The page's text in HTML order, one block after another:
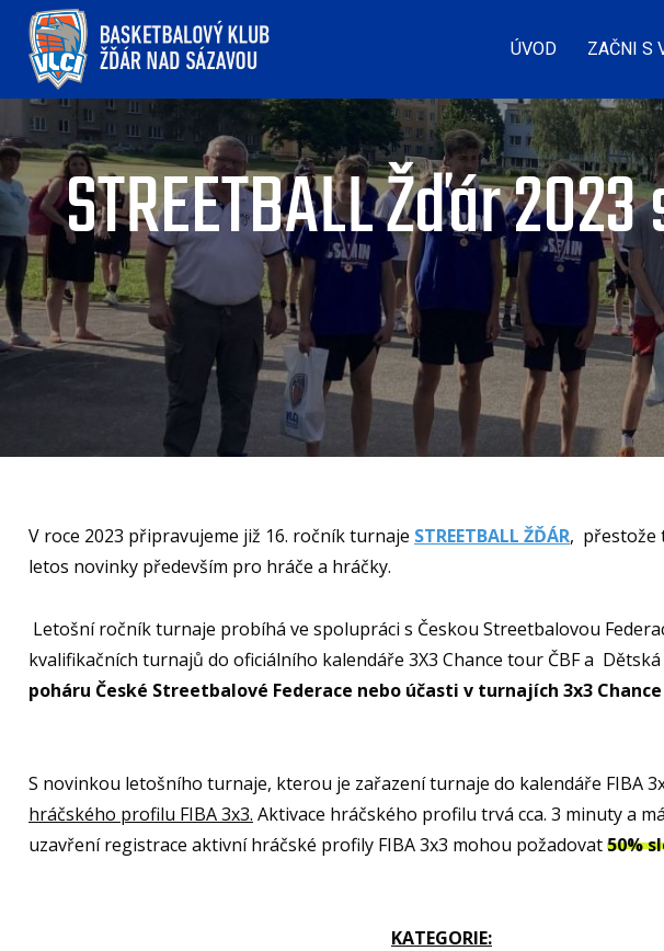
ÚVOD ZAČNI S
STREETBALL Žďár
V roce 2023 připravujeme již 16. ročník turnaje STREETBALL ŽĎÁR, přestože
letos novinky především pro hráče a hráčky.
Letošní ročník turnaje probíhá ve spolupráci s Českou Streetbalovou
kvalifikačních turnajů do oficiálního kalendáře 3X3 Chance tour ČBF a
poháru České Streetbalové Federace nebo účasti v turnajích 3x3
S novinkou letošního turnaje, kterou je zařazení turnaje do kalendáře FIBA
hráčského profilu FIBA 3x3. Aktivace hráčského profilu trvá cca. 3 minuty a
uzavření registrace aktivní hráčské profily FIBA 3x3 mohou požadovat50%
KATEGORIE: